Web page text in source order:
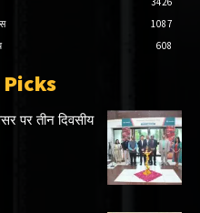
1087
608
पर तीन दिवसीय